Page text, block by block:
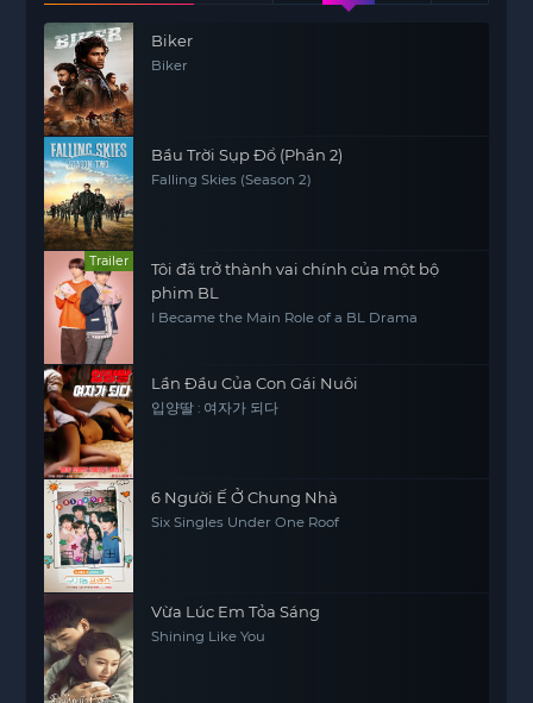
Biker
Biker
Bầu Trời Sụp Đổ (Phần 2)
Falling Skies (Season 2)
Trailer
Tôi đã trở thành vai chính của một bộ
phim BL
I Became the Main Role of a BL Drama
Lần Đầu Của Con Gái Nuôi
입양딸 : 여자가 되다
6 Người Ế Ở Chung Nhà
Six Singles Under One Roof
Vừa Lúc Em Tỏa Sáng
Shining Like You